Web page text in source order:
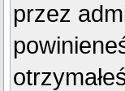
przez